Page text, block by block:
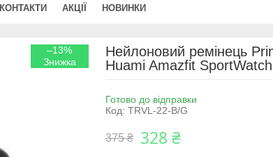
КОНТАКТИ АКЦІЇ НОВИНКИ
–13%
Нейлоновий ремінець
Huami Amazfit
Готово до відправки
Код: TRVL-22-B/G
375 ₴ 328 ₴